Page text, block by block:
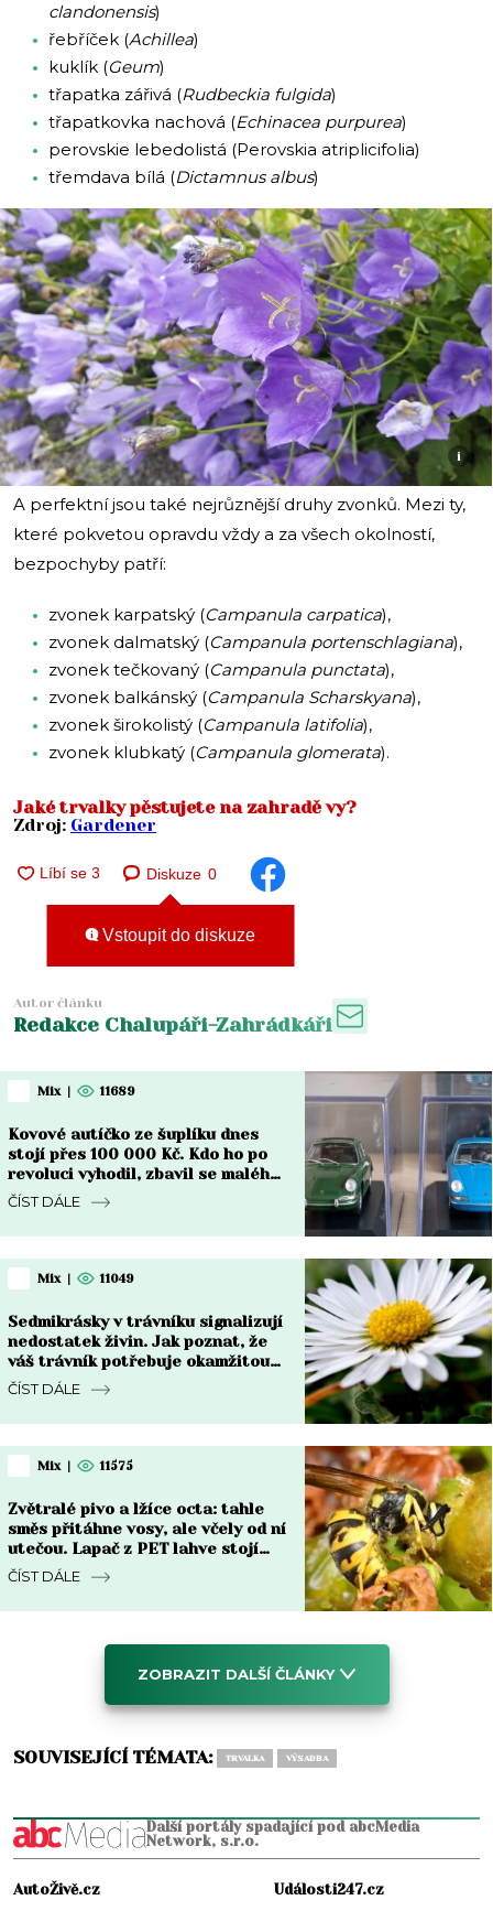
clandonensis)
řebříček (Achillea)
kuklík (Geum)
třapatka zářivá (Rudbeckia fulgida)
třapatkovka nachová (Echinacea purpurea)
perovskie lebedolistá (Perovskia atriplicifolia)
třemdava bílá (Dictamnus albus)
i
A perfektní jsou také nejrůznější druhy zvonků. Mezi ty,
které pokvetou opravdu vždy a za všech okolností,
bezpochyby patří:
zvonek karpatský (Campanula carpatica),
zvonek dalmatský (Campanula portenschlagiana),
zvonek tečkovaný (Campanula punctata),
zvonek balkánský (Campanula Scharskyana),
zvonek širokolistý (Campanula latifolia),
zvonek klubkatý (Campanula glomerata).
Jaké trvalky pěstujete na zahradě vy?
Zdroj: Gardener
Diskuze 0
Vstoupit do diskuze
Autor článku
Redakce Chalupáři-Zahrádkáři
Mix | 11689
Kovové autíčko ze šuplíku dnes
stojí přes 100 000 Kč. Kdo ho po
revoluci vyhodil, zbavil se malého
jmění a netuší to
ČÍST DÁLE
Mix | 11049
Sedmikrásky v trávníku signalizují
nedostatek živin. Jak poznat, že
váš trávník potřebuje okamžitou
péči
ČÍST DÁLE
Mix | 11575
Zvětralé pivo a lžíce octa: tahle
směs přitáhne vosy, ale včely od ní
utečou. Lapač z PET lahve stojí
pár korun
ČÍST DÁLE
ZOBRAZIT DALŠÍ ČLÁNKY
SOUVISEJÍCÍ TÉMATA: TRVALKA VÝSADBA
Další portály spadající pod abcMedia
Network, s.r.o.
AutoŽivě.cz
Události247.cz